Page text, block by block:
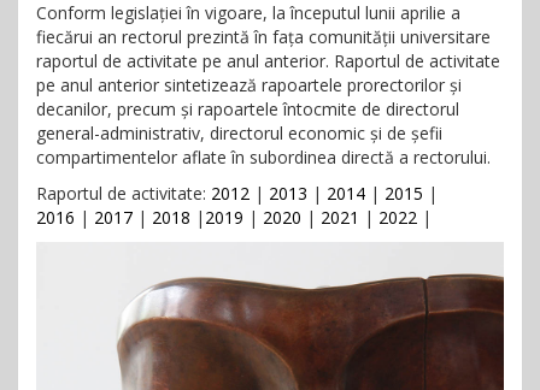
Conform legislației în vigoare, la începutul lunii aprilie a
fiecărui an rectorul prezintă în fața comunității universitare
raportul de activitate pe anul anterior. Raportul de activitate
pe anul anterior sintetizează rapoartele prorectorilor și
decanilor, precum și rapoartele întocmite de directorul
general-administrativ, directorul economic și de șefii
compartimentelor aflate în subordinea directă a rectorului.
Raportul de activitate: 2012 | 2013 | 2014 | 2015 |
2016 | 2017 | 2018 | 2019 | 2020 | 2021 | 2022 |